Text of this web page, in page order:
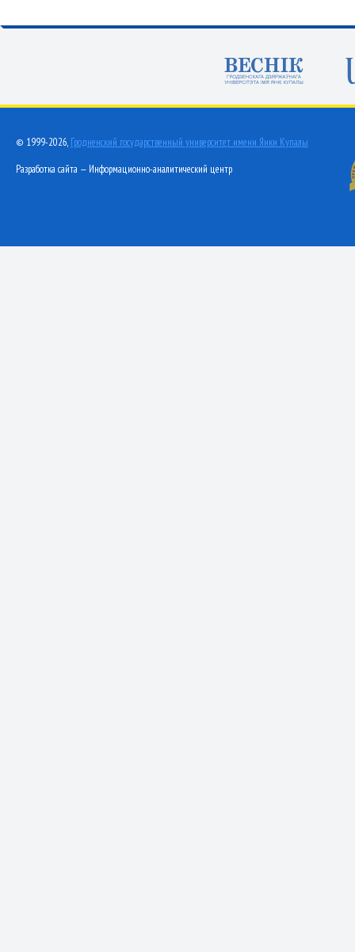
© 1999-2026, Гродненский государственный университет имени Янки Купалы
Разработка сайта — Информационно-аналитический центр